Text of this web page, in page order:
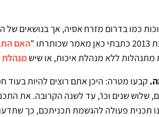
כמו בדרום מזרח אסיה, אך בנושאים של
"
האם
מתנהלות ללא מנהלת איכות, או שישמנהלת
קבעו מטרה: היכן אתם רוצים להיות בעוד
שלוש שנים וכו', עד לשנה הקרובה. את
תכנית פעולה להגשמת תכניתכם, כך